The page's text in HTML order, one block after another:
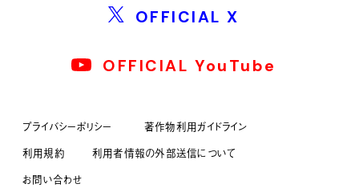
OFFICIAL X
OFFICIAL YouTube
プライバシーポリシー
著作物利用ガイドライン
利用規約
利用者情報の外部送信について
お問い合わせ